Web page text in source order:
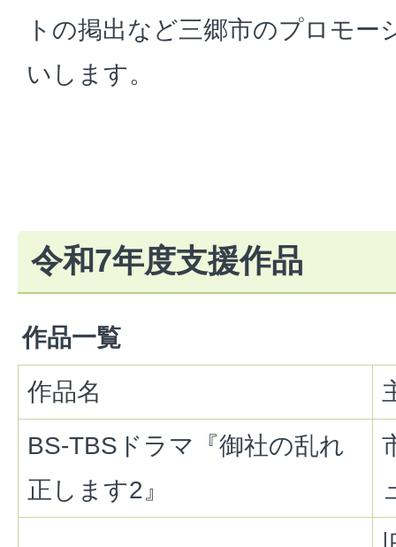
トの掲出など三郷市のプロモー
いします。
令和7年度支援作品
作品一覧
作品名
BS-TBSドラマ『御社の乱れ
正します2』